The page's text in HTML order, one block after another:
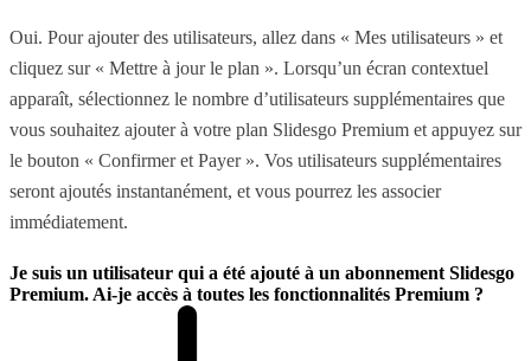
Oui. Pour ajouter des utilisateurs, allez dans « Mes utilisateurs » et
cliquez sur « Mettre à jour le plan ». Lorsqu’un écran contextuel
apparaît, sélectionnez le nombre d’utilisateurs supplémentaires que
vous souhaitez ajouter à votre plan Slidesgo Premium et appuyez sur
le bouton « Confirmer et Payer ». Vos utilisateurs supplémentaires
seront ajoutés instantanément, et vous pourrez les associer
immédiatement.
Je suis un utilisateur qui a été ajouté à un abonnement Slidesgo
Premium. Ai-je accès à toutes les fonctionnalités Premium ?